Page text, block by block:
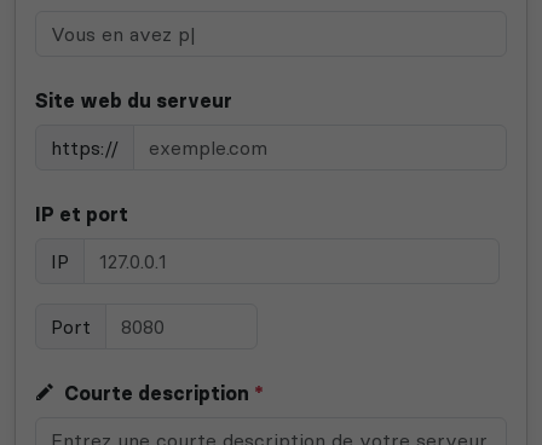
Site web du serveur
https://
IP et port
IP
Port
Courte description *